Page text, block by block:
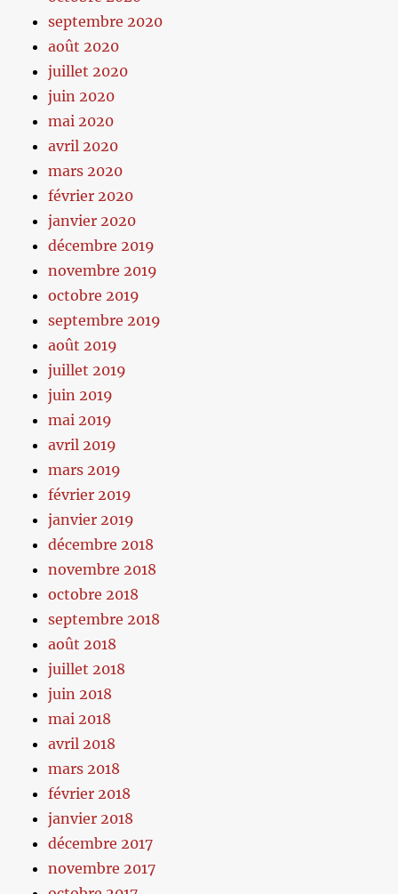
septembre 2020
août 2020
juillet 2020
juin 2020
mai 2020
avril 2020
mars 2020
février 2020
janvier 2020
décembre 2019
novembre 2019
octobre 2019
septembre 2019
août 2019
juillet 2019
juin 2019
mai 2019
avril 2019
mars 2019
février 2019
janvier 2019
décembre 2018
novembre 2018
octobre 2018
septembre 2018
août 2018
juillet 2018
juin 2018
mai 2018
avril 2018
mars 2018
février 2018
janvier 2018
décembre 2017
novembre 2017